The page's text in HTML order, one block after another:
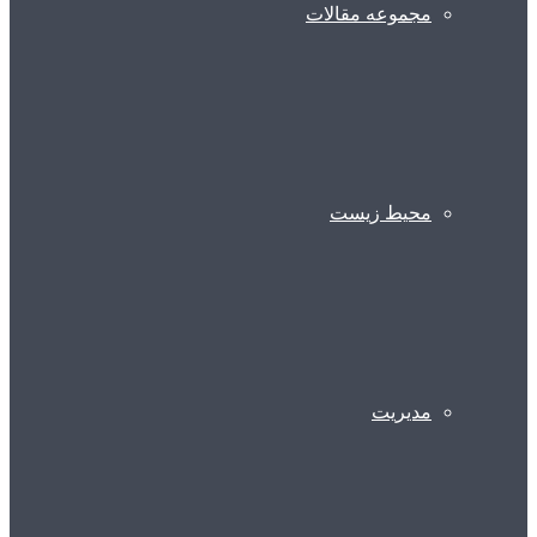
مجموعه مقالات
محیط زیست
مدیریت